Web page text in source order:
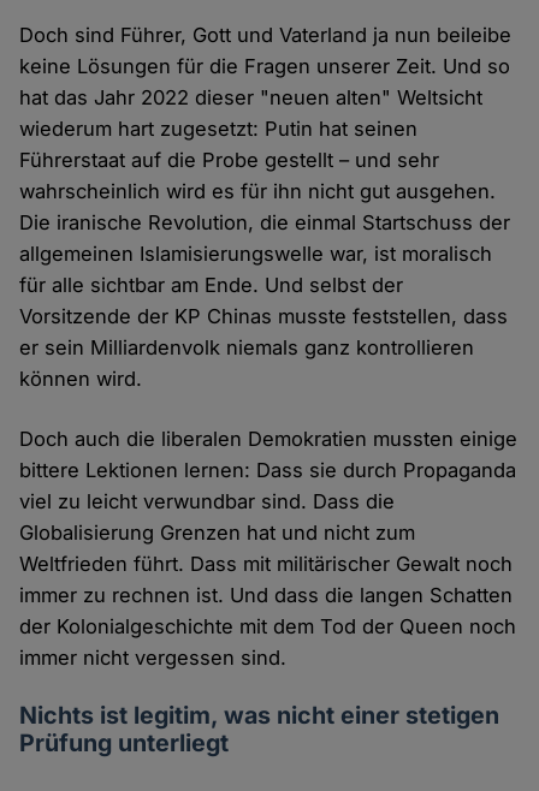
Doch sind Führer, Gott und Vaterland ja nun beileibe
keine Lösungen für die Fragen unserer Zeit. Und so
hat das Jahr 2022 dieser "neuen alten" Weltsicht
wiederum hart zugesetzt: Putin hat seinen
Führerstaat auf die Probe gestellt – und sehr
wahrscheinlich wird es für ihn nicht gut ausgehen.
Die iranische Revolution, die einmal Startschuss der
allgemeinen Islamisierungswelle war, ist moralisch
für alle sichtbar am Ende. Und selbst der
Vorsitzende der KP Chinas musste feststellen, dass
er sein Milliardenvolk niemals ganz kontrollieren
können wird.
Doch auch die liberalen Demokratien mussten einige
bittere Lektionen lernen: Dass sie durch Propaganda
viel zu leicht verwundbar sind. Dass die
Globalisierung Grenzen hat und nicht zum
Weltfrieden führt. Dass mit militärischer Gewalt noch
immer zu rechnen ist. Und dass die langen Schatten
der Kolonialgeschichte mit dem Tod der Queen noch
immer nicht vergessen sind.
Nichts ist legitim, was nicht einer stetigen
Prüfung unterliegt